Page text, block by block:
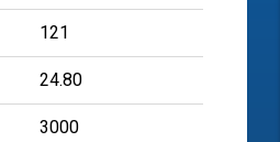
121
24.80
3000